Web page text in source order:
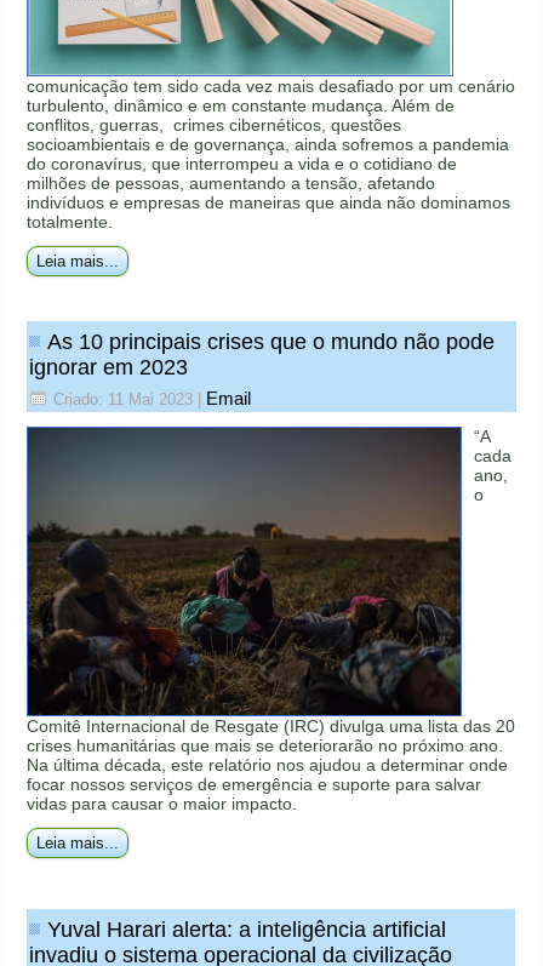
comunicação tem sido cada vez mais desafiado por um cenário
turbulento, dinâmico e em constante mudança. Além de
conflitos, guerras, crimes cibernéticos, questões
socioambientais e de governança, ainda sofremos a pandemia
do coronavírus, que interrompeu a vida e o cotidiano de
milhões de pessoas, aumentando a tensão, afetando
indivíduos e empresas de maneiras que ainda não dominamos
totalmente.
Leia mais...
As 10 principais crises que o mundo não pode
ignorar em 2023
Criado: 11 Mai 2023 Email
“A
cada
ano,
o
Comitê Internacional de Resgate (IRC) divulga uma lista das 20
crises humanitárias que mais se deteriorarão no próximo ano.
Na última década, este relatório nos ajudou a determinar onde
focar nossos serviços de emergência e suporte para salvar
vidas para causar o maior impacto.
Leia mais...
Yuval Harari alerta: a inteligência artificial
invadiu o sistema operacional da civilização